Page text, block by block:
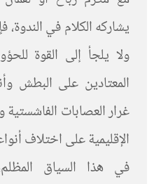
يشاركه الكلام في الندوة،
ولا يلجأ إلى القوة
المعتادين على البطش
غرار العصابات
الإقليمية على اختلاف
في هذا السياق